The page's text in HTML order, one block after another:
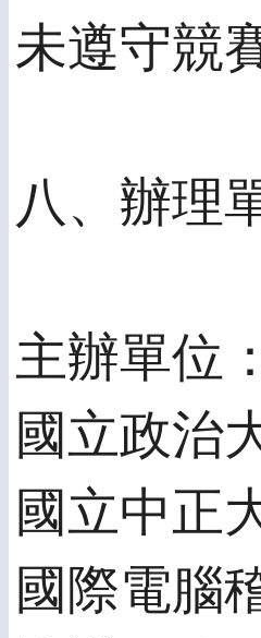
未遵守競
八、辦理
主辦單位
國立政治
國立中正
國際電腦